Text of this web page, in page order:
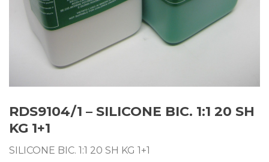
RDS9104/1 – SILICONE BIC. 1:1 20 SH
KG 1+1
SILICONE BIC. 1:1 20 SH KG 1+1